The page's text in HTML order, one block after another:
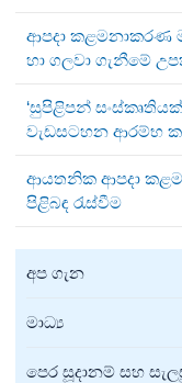
ආපදා කළමනාකරණ
හා ගලවා ගැනීමේ
‘සුපිළිපන්
වැඩසටහන ආරම්භ
ආයතනික ආපදා
පිළිබඳ රැස්වීම
අප ගැන
මාධ්‍ය
පෙර සූදානම් සහ